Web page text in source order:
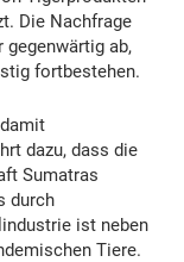
Die Nachfrage
ab,
fortbestehen.
dazu, dass die
Sumatras
durch
ist neben
Tiere.